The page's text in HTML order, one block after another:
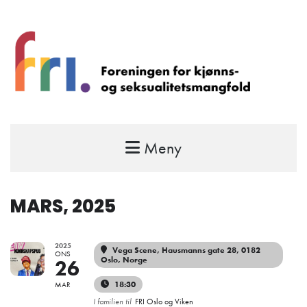
FRI – foreningen for kjønns- og
Meny
MARS, 2025
2025
ONS
26
MAR
Vega Scene, Hausmanns gate 28, 0182
Oslo, Norge
18:30
I familien til FRI Oslo og Viken